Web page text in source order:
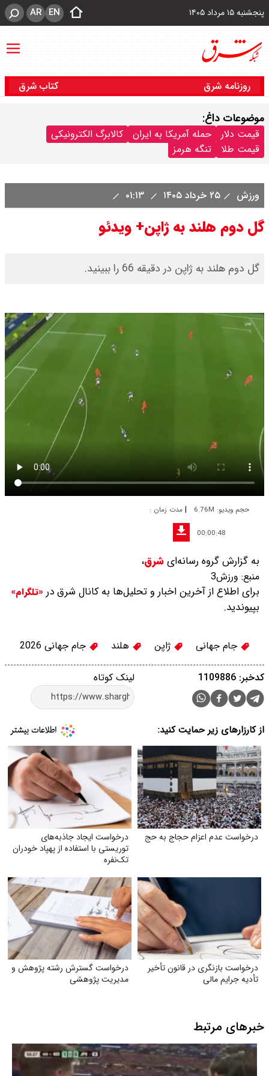
پنجشنبه ۱۵ مرداد ۱۴۰۵ EN
AR
روزنامه شرق کتاب شرق
موضوعات داغ:
قیمت دلار حمله آمریکا به ایران
کالابرگ الکترونیکی
قیمت طلا
تنگه هرمز
ورزش ۲۵ خرداد ۱۴۰۵
گل دوم هلند به ژاپن+ ویدئو
گل دوم هلند به ژاپن در دقیقه 66 را ببینید.
حجم ویدیو: 6.76M | مدت زمان :
00:00:48
به گزارش گروه رسانه‌ایشرق،
منبع: ورزش3
برای اطلاع از آخرین اخبار و تحلیل‌ها به کانال شرق در «تلگرام»
بپیوندید.
جام جهانی ژاپن هلند جام جهانی 2026
لینک کوتاه کدخبر: 1109886
از کارزارهای زیر حمایت کنید:
درخواست عدم اعزام حجاج به حج
درخواست ایجاد جاذبه‌های
توریستی با استفاده از پهپاد خودران
تک‌نفره
درخواست بازنگری در قانون تأخیر
تأدیه جرایم مالی
درخواست گسترش رشته پژوهش و
مدیریت پژوهشی
خبرهای مرتبط